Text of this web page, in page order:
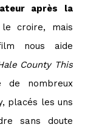
après la
croire, mais
nous aide
County This
nombreux
placés les uns
sans doute